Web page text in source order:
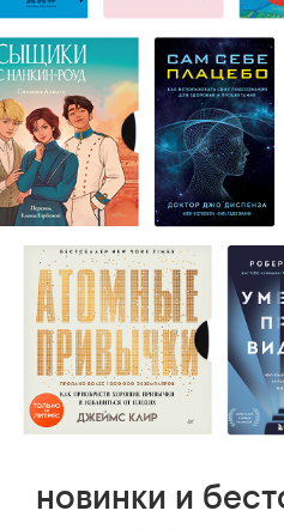
новинки и